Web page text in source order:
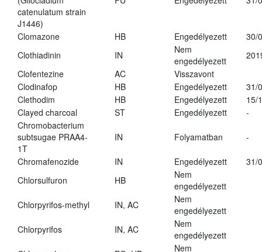
catenulatum strain
J1446)
Clomazone HB Engedélyezett
30/
Clothiadinin
IN
Nem
engedélyezett
Clofentezine
AC
Visszavont
Clodinafop
HB Engedélyezett
31/
Clethodim
HB Engedélyezett
15/
Clayed charcoal
ST Engedélyezett
-
Chromobacterium
subtsugae PRAA4-
1T
IN Folyamatban -
Chromafenozide IN Engedélyezett
31/
Chlorsulfuron
HB
Nem
engedélyezett
Chlorpyrifos-methyl
IN, AC
Nem
engedélyezett
Chlorpyrifos
IN, AC
Nem
engedélyezett
Nem